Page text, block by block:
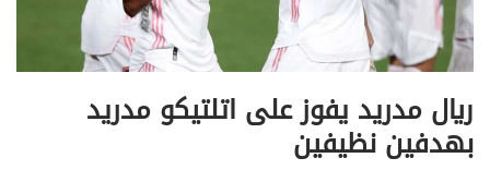
ريال مدريد يفوز على اتلتيكو مدريد
بهدفين نظيفين